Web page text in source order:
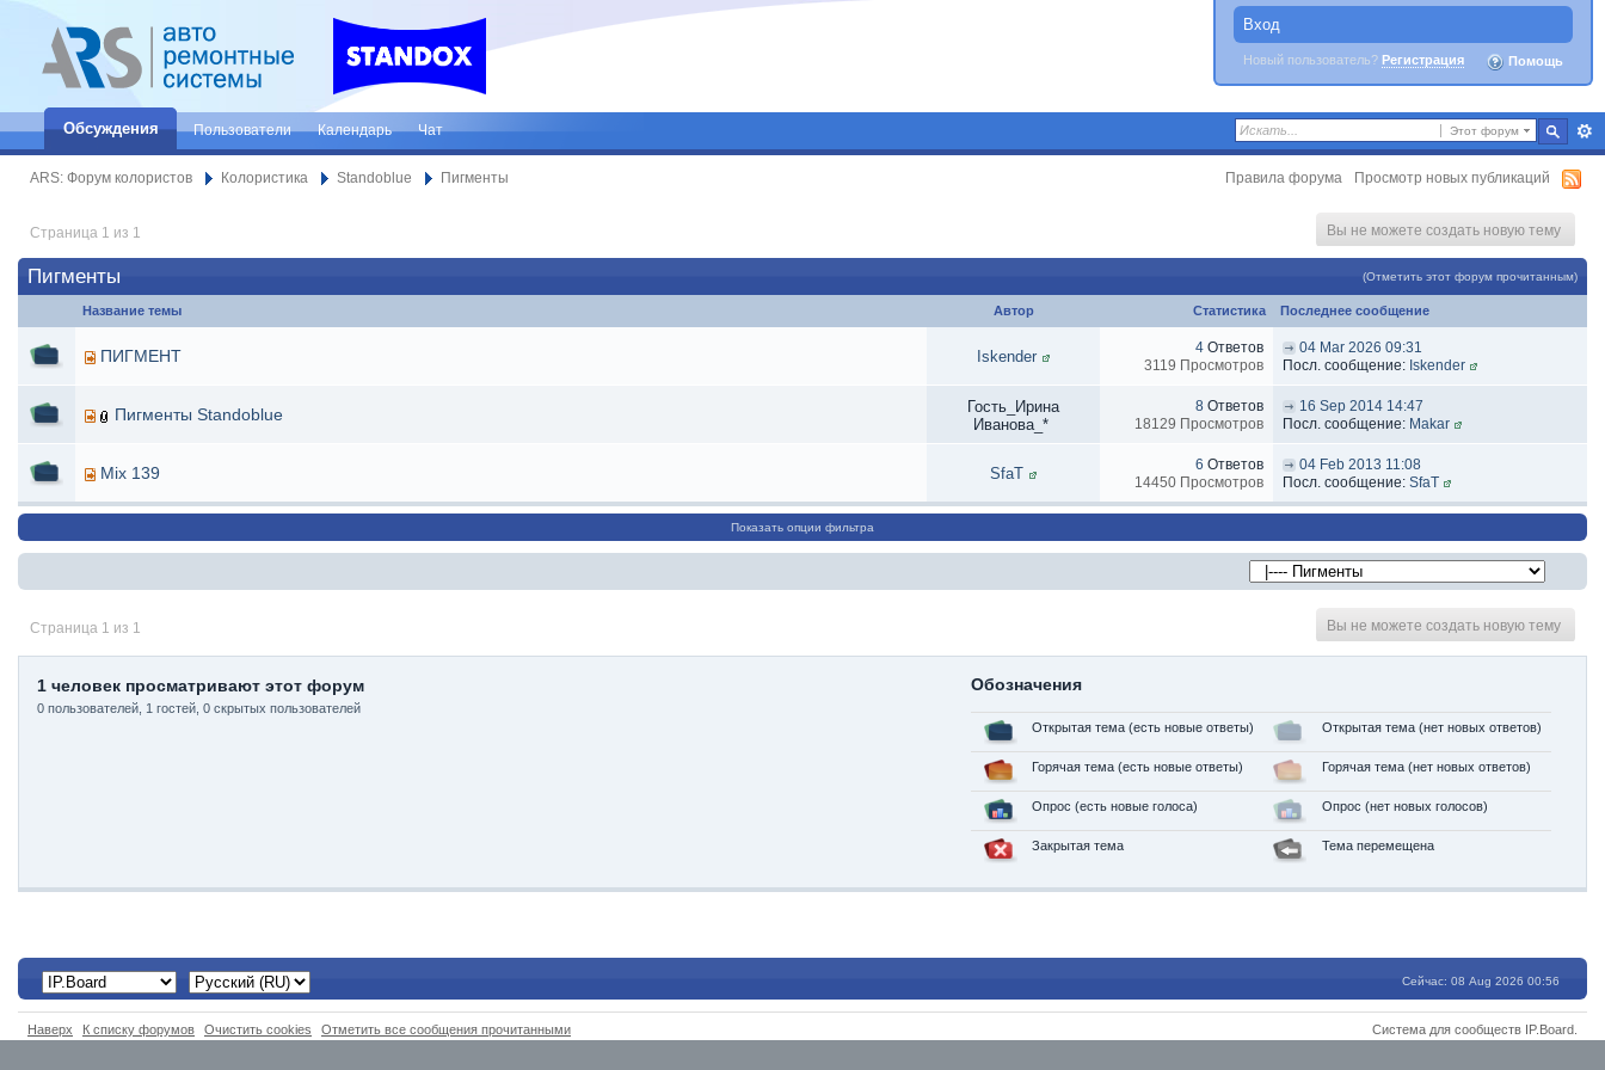
Вход
Новый пользователь? Регистрация Помощь
Этот форум
Обсуждения Пользователи Календарь Чат
ARS: Форум колористов Колористика Standoblue Пигменты Правила форума Просмотр новых публикаций
Страница 1 из 1 Вы не можете создать новую тему
Пигменты (Отметить этот форум прочитанным)
Название темы Автор Статистика Последнее сообщение
ПИГМЕНТ Iskender 4 Ответов
3119 Просмотров
04 Mar 2026 09:31
Посл. сообщение: Iskender
Пигменты Standoblue
Гость_Ирина
Иванова_*
8 Ответов
18129 Просмотров
16 Sep 2014 14:47
Посл. сообщение: Makar
Mix 139 SfaT 6 Ответов
14450 Просмотров
04 Feb 2013 11:08
Посл. сообщение: SfaT
Показать опции фильтра
Страница 1 из 1 Вы не можете создать новую тему
Обозначения
Открытая тема (есть новые ответы) Открытая тема (нет новых ответов)
Горячая тема (есть новые ответы) Горячая тема (нет новых ответов)
Опрос (есть новые голоса) Опрос (нет новых голосов)
Закрытая тема Тема перемещена
1 человек просматривают этот форум
0 пользователей, 1 гостей, 0 скрытых пользователей
Сейчас: 08 Aug 2026 00:56
Наверх К списку форумов Очистить cookies Отметить все сообщения прочитанными Система для сообществ IP.Board